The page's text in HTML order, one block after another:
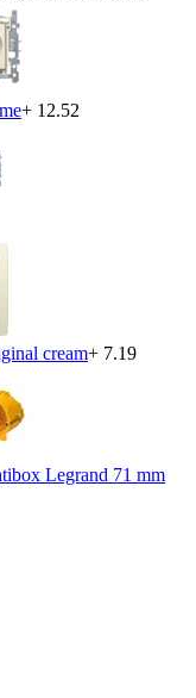
+ 12.52
cream+ 7.19
Legrand 71 mm